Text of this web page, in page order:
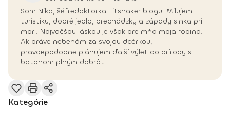
Som Nika, šéfredaktorka Fitshaker blogu. Milujem
turistiku, dobré jedlo, prechádzky a západy slnka pri
mori. Najväčšou láskou je však pre mňa moja rodina.
Ak práve nebehám za svojou dcérkou,
pravdepodobne plánujem ďalší výlet do prírody s
batohom plným dobrôt!
Kategórie